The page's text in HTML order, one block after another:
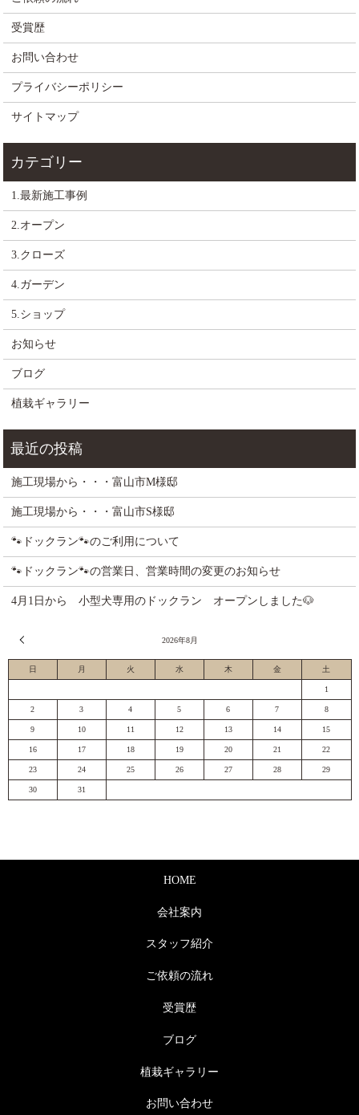
受賞歴
お問い合わせ
プライバシーポリシー
サイトマップ
1.最新施工事例
2.オープン
3.クローズ
4.ガーデン
5.ショップ
お知らせ
ブログ
植栽ギャラリー
施工現場から・・・富山市M様邸
施工現場から・・・富山市S様邸
🐾ドックラン🐾のご利用について
🐾ドックラン🐾の営業日、営業時間の変更のお知らせ
4月1日から 小型犬専用のドックラン オープンしました🐶
2026年8月
日 月 火 水 木 金 土
1
2 3 4 5 6 7 8
9 10 11 12 13 14 15
16 17 18 19 20 21 22
23 24 25 26 27 28 29
30 31
HOME
会社案内
スタッフ紹介
ご依頼の流れ
受賞歴
ブログ
植栽ギャラリー
お問い合わせ